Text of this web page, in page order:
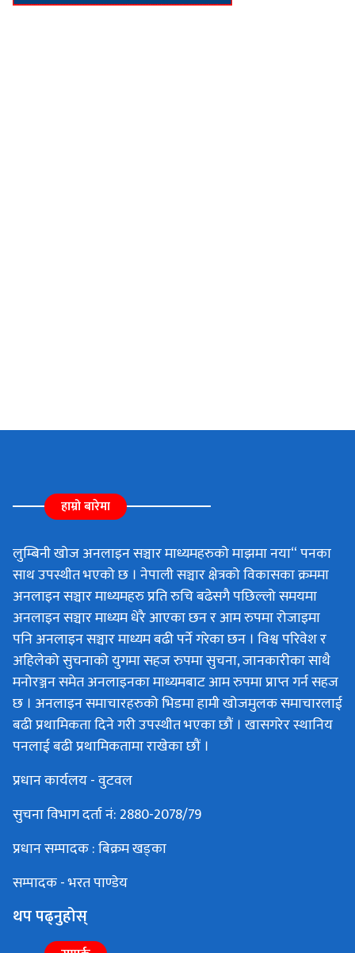
हाम्रो बारेमा
लुम्बिनी खोज अनलाइन सञ्चार माध्यमहरुको माझमा नया“ पनका
साथ उपस्थीत भएको छ । नेपाली सञ्चार क्षेत्रको विकासका क्रममा
अनलाइन सञ्चार माध्यमहरु प्रति रुचि बढेसगै पछिल्लो समयमा
अनलाइन सञ्चार माध्यम धेरै आएका छन र आम रुपमा रोजाइमा
पनि अनलाइन सञ्चार माध्यम बढी पर्ने गरेका छन । विश्व परिवेश र
अहिलेको सुचनाको युगमा सहज रुपमा सुचना, जानकारीका साथै
मनोरञ्जन समेत अनलाइनका माध्यमबाट आम रुपमा प्राप्त गर्न सहज
छ । अनलाइन समाचारहरुको भिडमा हामी खोजमुलक समाचारलाई
बढी प्रथामिकता दिने गरी उपस्थीत भएका छौं । खासगरेर स्थानिय
पनलाई बढी प्रथामिकतामा राखेका छौं ।
प्रधान कार्यलय - वुटवल
सुचना विभाग दर्ता नं: 2880-2078/79
प्रधान सम्पादक : बिक्रम खड्का
सम्पादक - भरत पाण्डेय
थप पढ्नुहोस्